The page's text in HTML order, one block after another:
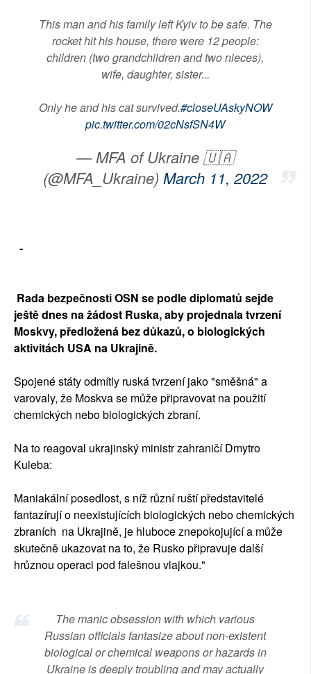
This man and his family left Kyiv to be safe. The
rocket hit his house, there were 12 people:
children (two grandchildren and two nieces),
wife, daughter, sister...
Only he and his cat survived.#closeUAskyNOW
pic.twitter.com/02cNsfSN4W
— MFA of Ukraine 🇺🇦
(@MFA_Ukraine) March 11, 2022
-
Rada bezpečnosti OSN se podle diplomatů sejde
ještě dnes na žádost Ruska, aby projednala tvrzení
Moskvy, předložená bez důkazů, o biologických
aktivitách USA na Ukrajině.
Spojené státy odmítly ruská tvrzení jako "směšná" a
varovaly, že Moskva se může připravovat na použití
chemických nebo biologických zbraní.
Na to reagoval ukrajinský ministr zahraničí Dmytro
Kuleba:
Maniakální posedlost, s níž různí ruští představitelé
fantazírují o neexistujících biologických nebo chemických
zbraních na Ukrajině, je hluboce znepokojující a může
skutečně ukazovat na to, že Rusko připravuje další
hrůznou operaci pod falešnou vlajkou."
The manic obsession with which various
Russian officials fantasize about non-existent
biological or chemical weapons or hazards in
Ukraine is deeply troubling and may actually